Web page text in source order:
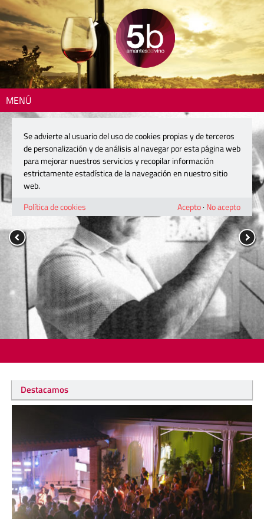
MENÚ
Destacamos
Se advierte al usuario del uso de cookies propias y de terceros
de personalización y de análisis al navegar por esta página web
para mejorar nuestros servicios y recopilar información
estrictamente estadística de la navegación en nuestro sitio
web.
Política de cookies
Acepto· No acepto